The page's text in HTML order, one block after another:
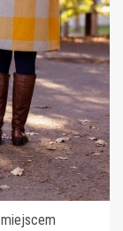
miejscem